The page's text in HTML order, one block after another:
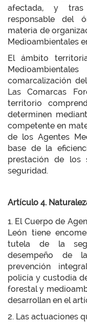
afectada, y
responsable del
materia de
Medioambientales
El ámbito
comarcalización
Las Comarcas
territorio
determinen
competente en
de los Agentes
base de la
prestación de los
seguridad.
Artículo 4.
1. El Cuerpo de
León tiene
tutela de la
desempeño de
prevención
policía y custodia
forestal y
desarrollan en el
2. Las actuaciones